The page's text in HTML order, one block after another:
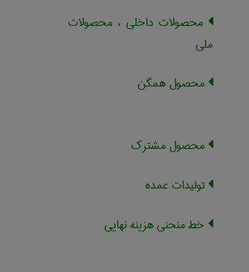
محصولات داخلی ، محصولات
ملی
محصول همگن
محصول مشترک
تولیدات عمده
خط منحنی هزینه نهایی